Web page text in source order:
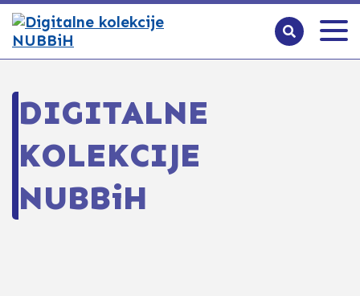
DIGITALNE
KOLEKCIJE
NUBBiH